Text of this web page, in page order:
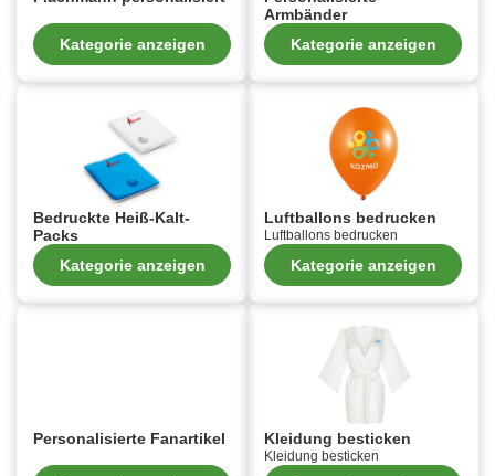
Kategorie anzeigen
Armbänder
Kategorie anzeigen
Bedruckte Heiß-Kalt-
Packs
Kategorie anzeigen
Luftballons bedrucken
Luftballons bedrucken
Kategorie anzeigen
Personalisierte Fanartikel Kleidung besticken
Kleidung besticken